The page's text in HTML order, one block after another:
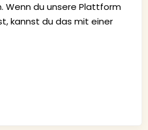
Wenn du unsere Plattform
kannst du das mit einer